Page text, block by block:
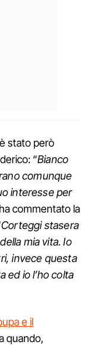
stato però
“Bianco
comunque
interesse per
commentato la
Corteggi stasera
mia vita. Io
invece questa
ed io l’ho colta
e il
quando,